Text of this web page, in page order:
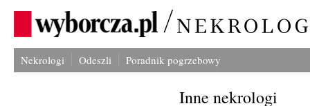
Nekrologi Odeszli Poradnik pogrzebowy
Inne nekrologi